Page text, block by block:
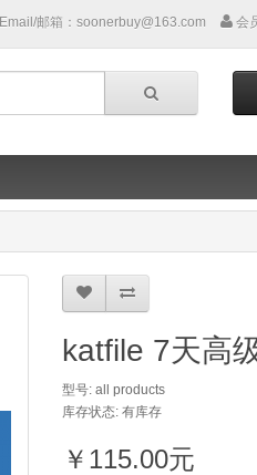
Email/邮箱：soonerbuy@163.com 会
katfile 7天高
型号: all products
库存状态: 有库存
￥115.00元